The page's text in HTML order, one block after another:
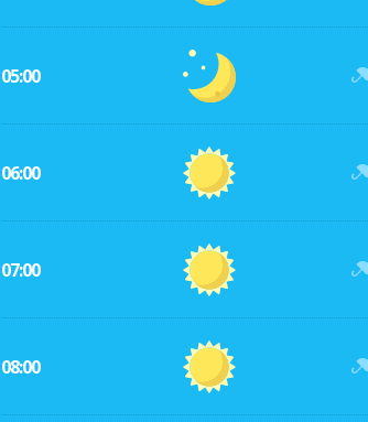
05:00
06:00
07:00
08:00